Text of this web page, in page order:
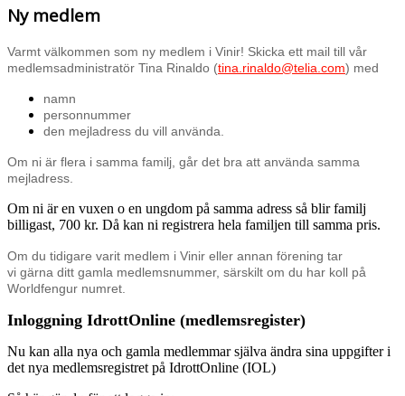
Ny medlem
Varmt välkommen som ny medlem i Vinir! Skicka ett mail till vår
medlemsadministratör Tina Rinaldo (tina.rinaldo@telia.com) med
namn
personnummer
den mejladress du vill använda.
Om ni är flera i samma familj, går det bra att använda samma
mejladress.
Om ni är en vuxen o en ungdom på samma adress så blir familj
billigast, 700 kr. Då kan ni registrera hela familjen till samma pris.
Om du tidigare varit medlem i Vinir eller annan förening tar
vi gärna ditt gamla medlemsnummer, särskilt om du har koll på
Worldfengur numret.
Inloggning IdrottOnline (medlemsregister)
Nu kan alla nya och gamla medlemmar själva ändra sina uppgifter i
det nya medlemsregistret på IdrottOnline (IOL)